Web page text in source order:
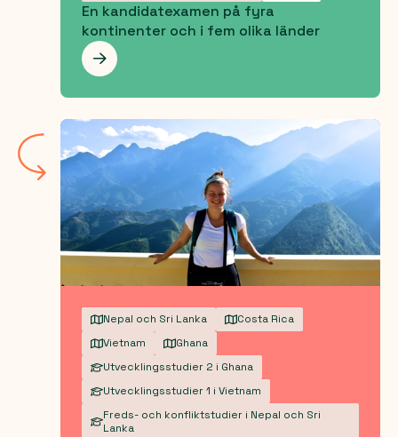
En kandidatexamen på fyra
kontinenter och i fem olika länder
Les mer
Nepal och Sri Lanka
Costa Rica
Vietnam
Ghana
Utvecklingsstudier 2 i Ghana
Utvecklingsstudier 1 i Vietnam
Freds- och konfliktstudier i Nepal och Sri
Lanka